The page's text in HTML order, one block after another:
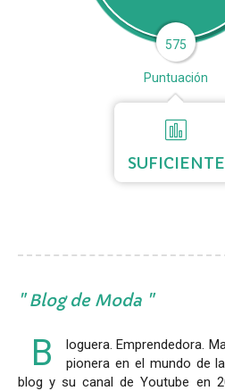
575
Puntuación
SUFICIENTE
Blog de Moda
B
loguera. Emprendedora.
pionera en el mundo de
blog y su canal de Youtube en